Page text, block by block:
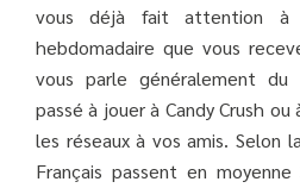
vous déjà fait attention à
hebdomadaire que vous
vous parle généralement
passé à jouer à Candy Crush
les réseaux à vos amis. Selon
Français passent en